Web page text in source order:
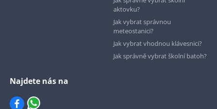
aktovku?
Jak vybrat správnou
meteostanici?
Jak vybrat vhodnou klávesnici?
Jak správně vybrat školní batoh?
Najdete nás na